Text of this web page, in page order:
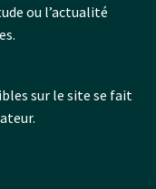
ou l’actualité
sur le site se fait